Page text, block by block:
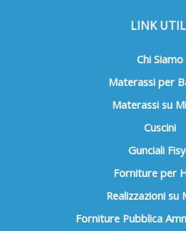
LINK
Chi Siamo
Materassi per
Materassi su
Cuscini
Gunciali
Forniture per
Realizzazioni su
Forniture Pubblica